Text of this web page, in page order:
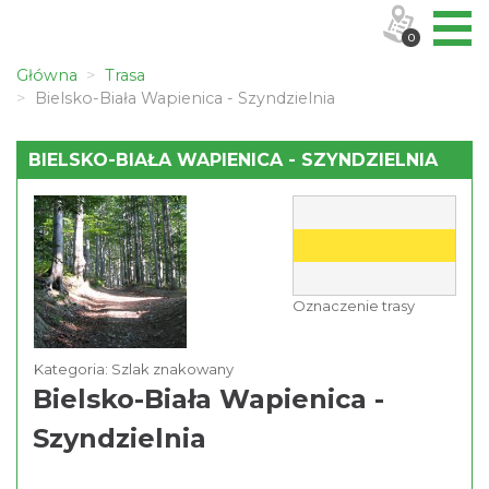
Główna
Trasa
Bielsko-Biała Wapienica - Szyndzielnia
BIELSKO-BIAŁA WAPIENICA - SZYNDZIELNIA
Kategoria: Szlak znakowany
Bielsko-Biała Wapienica -
Szyndzielnia
Oznaczenie trasy
0